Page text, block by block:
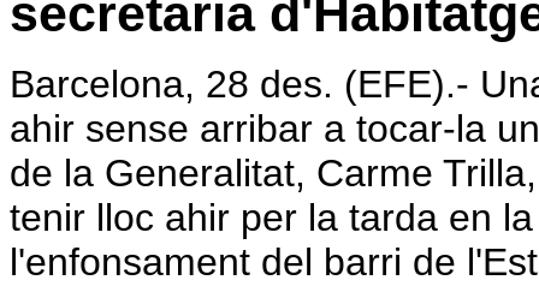
secretària
Barcelona, 28 des. (EFE).-
ahir sense arribar a tocar-la
de la Generalitat, Carme
tenir lloc ahir per la tarda en
l'enfonsament del barri de